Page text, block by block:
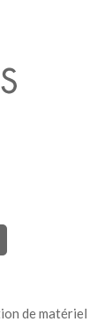
de matériel